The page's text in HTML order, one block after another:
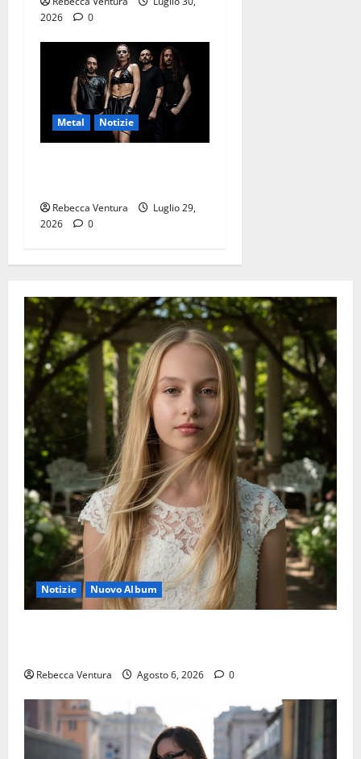
2026
0
Metal Notizie
Rebecca Ventura
Luglio 29,
2026
0
Notizie Nuovo Album
Rebecca Ventura Agosto 6, 2026 0